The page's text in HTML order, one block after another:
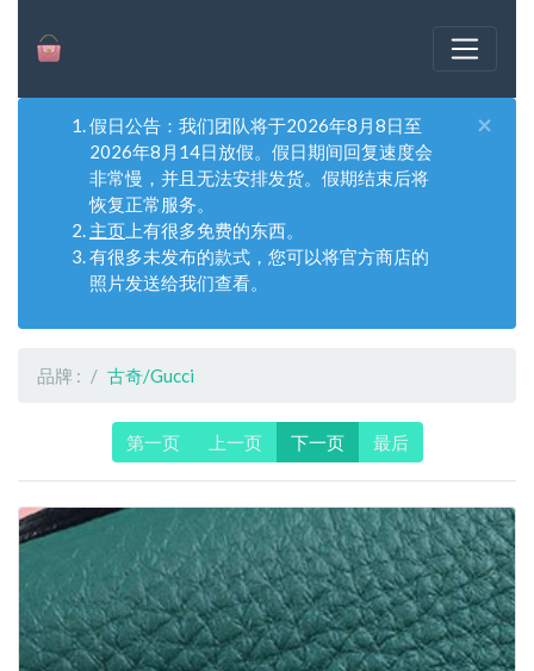
假日公告：我们团队将于2026年8月8日至
2026年8月14日放假。假日期间回复速度会
非常慢，并且无法安排发货。假期结束后将
恢复正常服务。
主页 上有很多免费的东西。
有很多未发布的款式，您可以将官方商店的
照片发送给我们查看。
×
品牌 : 古奇/Gucci
第一页 上一页 下一页 最后